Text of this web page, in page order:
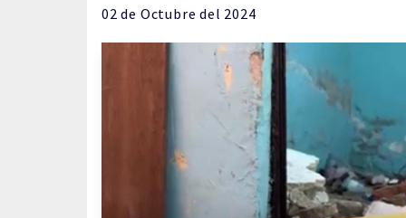
02 de Octubre del 2024